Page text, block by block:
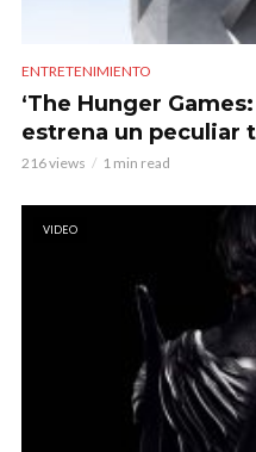
ENTRETENIMIENTO
‘The Hunger
estrena un peculiar
216 views 1 min read
VIDEO